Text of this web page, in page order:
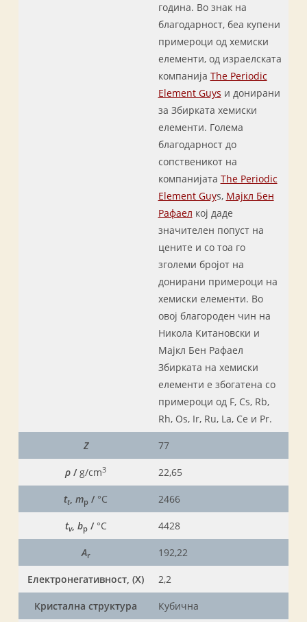
година. Во знак на
благодарност, беа купени
примероци од хемиски
елементи, од израелската
компанија The Periodic
Element Guys и донирани
за Збирката хемиски
елементи. Голема
благодарност до
сопственикот на
компанијата The Periodic
Element Guys, Мајкл Бен
Рафаел кој даде
значителен попуст на
цените и со тоа го
зголеми бројот на
донирани примероци на
хемиски елементи. Во
овој благороден чин на
Никола Китановски и
Мајкл Бен Рафаел
Збирката на хемиски
елементи е збогатена со
примероци од F, Cs, Rb,
Rh, Os, Ir, Ru, La, Ce и Pr.
Z 77
ρ /g/cm3 22,65
tt,mp / °C 2466
tv, bp/ °C 4428
Ar 192,22
Електронегативност, (X) 2,2
Кристална структура Кубична